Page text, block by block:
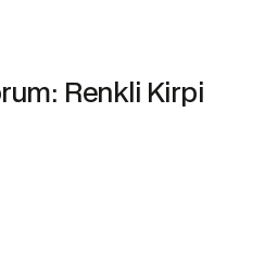
Renkli Kirpi